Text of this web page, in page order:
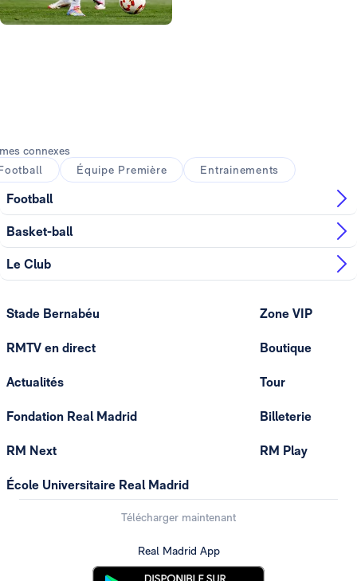
connexes
Équipe Première Entrainements
Football
Basket-ball
Le Club
Stade Bernabéu
RMTV en direct
Actualités
Fondation Real Madrid
RM Next
École Universitaire Real Madrid
Zone VIP
Boutique
Tour
Billeterie
RM Play
Télécharger maintenant
Real Madrid App